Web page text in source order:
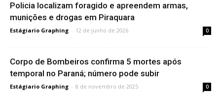
Policia localizam foragido e apreendem armas,
munições e drogas em Piraquara
Estágiario Graphing - 12 de junho de 2026 0
Corpo de Bombeiros confirma 5 mortes após
temporal no Paraná; número pode subir
Estágiario Graphing - 8 de novembro de 2025 0